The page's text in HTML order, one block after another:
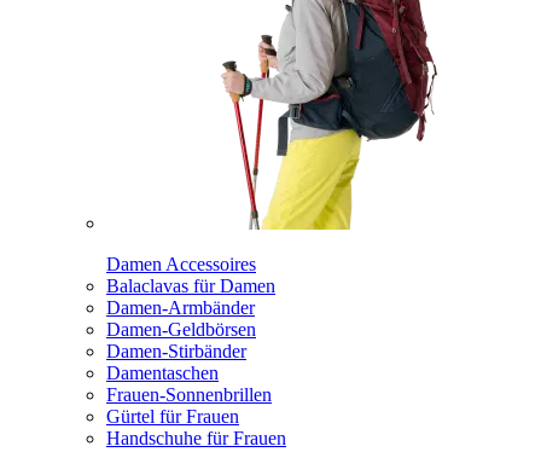
Damen Accessoires
Balaclavas für Damen
Damen-Armbänder
Damen-Geldbörsen
Damen-Stirbänder
Damentaschen
Frauen-Sonnenbrillen
Gürtel für Frauen
Handschuhe für Frauen